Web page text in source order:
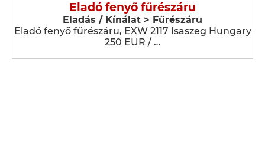
Eladó fenyő fűrészáru
Eladás / Kínálat > Fűrészáru
Eladó fenyő fűrészáru, EXW 2117 Isaszeg Hungary
250 EUR / …